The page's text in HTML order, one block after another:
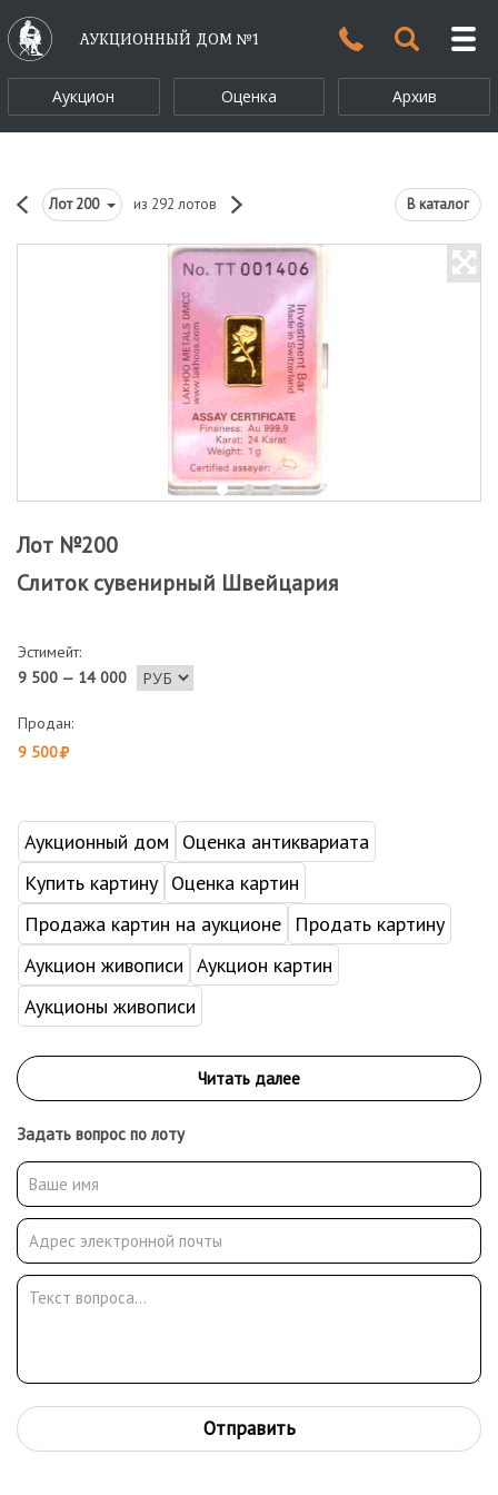
АУКЦИОННЫЙ ДОМ №1
Аукцион Оценка Архив
Лот200 из 292 лотов В каталог
Лот №200
Слиток сувенирный Швейцария
Эстимейт:
9 500 — 14 000
Продан:
9 500
Аукционный дом
Оценка антиквариата
Купить картину Оценка картин
Продажа картин на аукционе
Продать картину
Аукцион живописи Аукцион картин
Аукционы живописи
Задать вопрос по лоту
Отправить